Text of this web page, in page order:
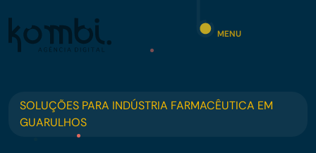
MENU
SOLUÇÕES PARA INDÚSTRIA FARMACÊUTICA EM
GUARULHOS